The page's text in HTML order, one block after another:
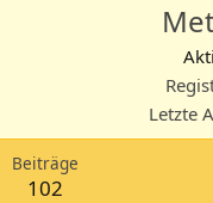
Letzte
Beiträge
102